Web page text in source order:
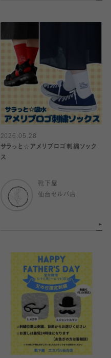
2026.05.28
サラっと☆アメリブロゴ刺繍ソック
ス
靴下屋
仙台セルバ店